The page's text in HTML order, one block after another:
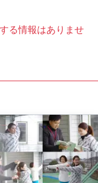
る情報はありませ